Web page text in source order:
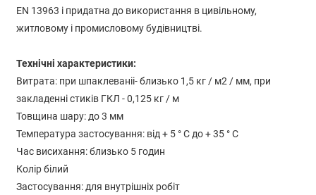
EN 13963 і придатна до використання в цивільному,
житловому і промисловому будівництві.
Технічні характеристики:
Витрата: при шпаклеваніі- близько 1,5 кг / м2 / мм, при
закладенні стиків ГКЛ - 0,125 кг / м
Товщина шару: до 3 мм
Температура застосування: від + 5 ° С до + 35 ° С
Час висихання: близько 5 годин
Колір білий
Застосування: для внутрішніх робіт